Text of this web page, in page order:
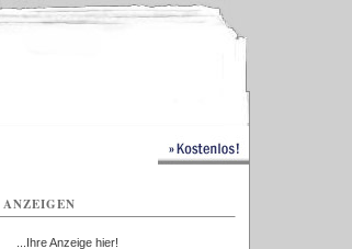
ANZEIGEN
...Ihre Anzeige hier!